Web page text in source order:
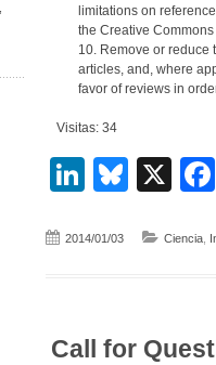
limitations on
the Creative
10. Remove or reduce
articles, and, where
favor of reviews in
Visitas: 34
LinkedIn
X
2014/01/03 Ciencia,
Call for